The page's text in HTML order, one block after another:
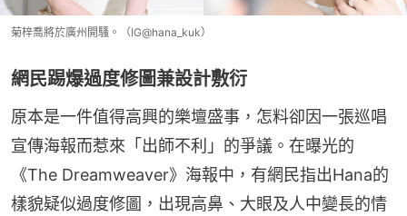
菊梓喬將於廣州開騷。（IG@hana_kuk）
網民踢爆過度修圖兼設計敷衍
原本是一件值得高興的樂壇盛事，怎料卻因一張巡唱
宣傳海報而惹來「出師不利」的爭議。在曝光的
《The Dreamweaver》海報中，有網民指出Hana的
樣貌疑似過度修圖，出現高鼻、大眼及人中變長的情